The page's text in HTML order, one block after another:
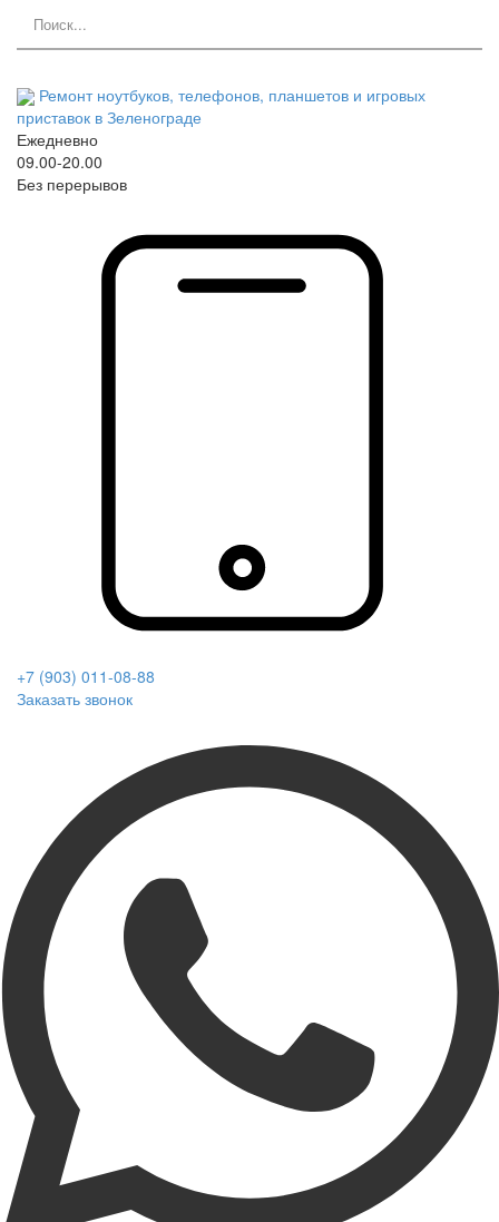
Ремонт ноутбуков, телефонов, планшетов и игровых
приставок в Зеленограде
Ежедневно
09.00-20.00
Без перерывов
+7 (903) 011-08-88
Заказать звонок